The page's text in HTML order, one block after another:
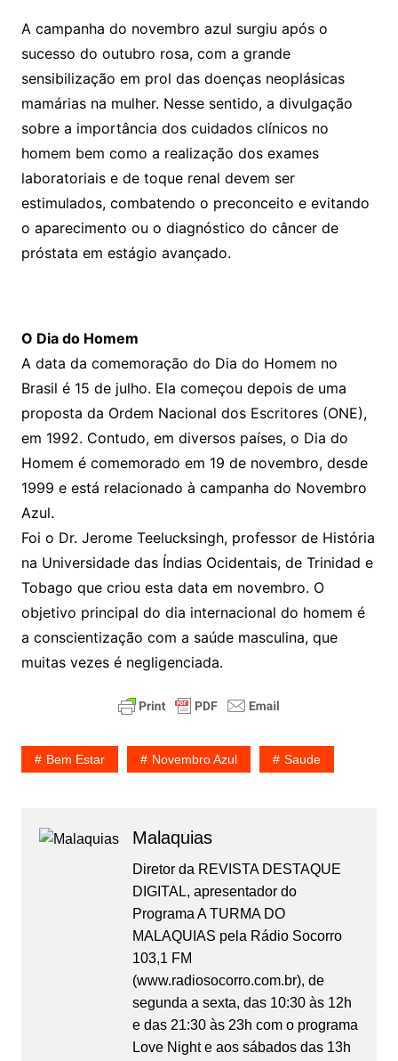
A campanha do novembro azul surgiu após o
sucesso do outubro rosa, com a grande
sensibilização em prol das doenças neoplásicas
mamárias na mulher. Nesse sentido, a divulgação
sobre a importância dos cuidados clínicos no
homem bem como a realização dos exames
laboratoriais e de toque renal devem ser
estimulados, combatendo o preconceito e evitando
o aparecimento ou o diagnóstico do câncer de
próstata em estágio avançado.
O Dia do Homem
A data da comemoração do Dia do Homem no
Brasil é 15 de julho. Ela começou depois de uma
proposta da Ordem Nacional dos Escritores (ONE),
em 1992. Contudo, em diversos países, o Dia do
Homem é comemorado em 19 de novembro, desde
1999 e está relacionado à campanha do Novembro
Azul.
Foi o Dr. Jerome Teelucksingh, professor de História
na Universidade das Índias Ocidentais, de Trinidad e
Tobago que criou esta data em novembro. O
objetivo principal do dia internacional do homem é
a conscientização com a saúde masculina, que
muitas vezes é negligenciada.
Bem Estar Novembro Azul Saude
Malaquias
Diretor da REVISTA DESTAQUE
DIGITAL, apresentador do
Programa A TURMA DO
MALAQUIAS pela Rádio Socorro
103,1 FM
(www.radiosocorro.com.br), de
segunda a sexta, das 10:30 às 12h
e das 21:30 às 23h com o programa
Love Night e aos sábados das 13h